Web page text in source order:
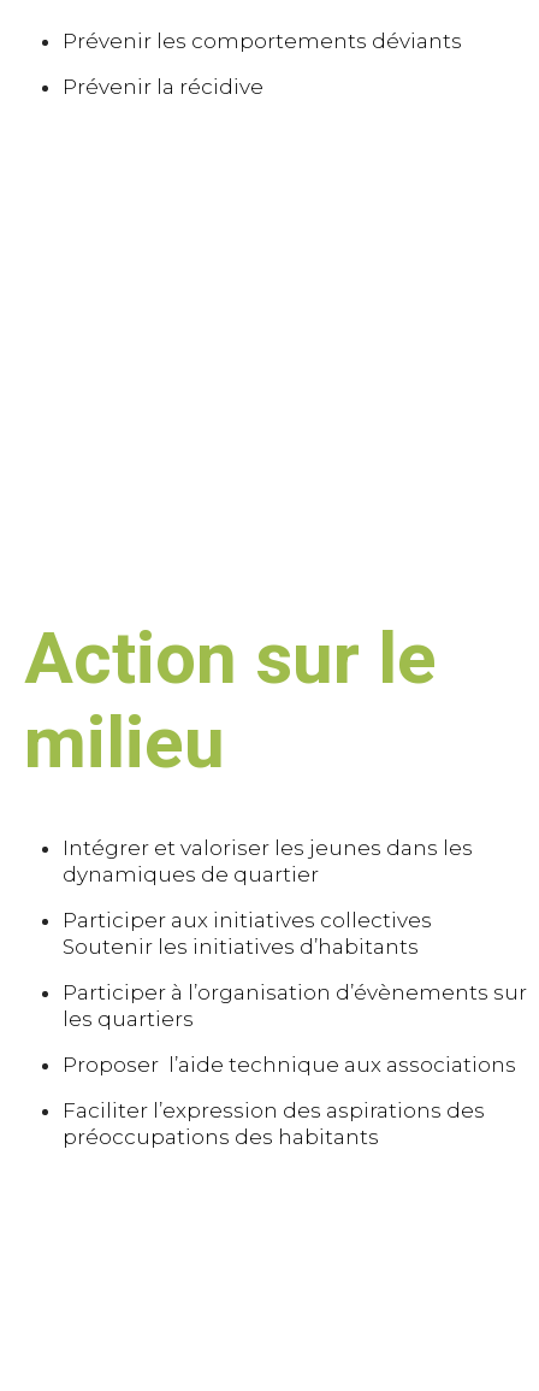
Prévenir les comportements déviants
Prévenir la récidive
Action sur le
milieu
Intégrer et valoriser les jeunes dans les
dynamiques de quartier
Participer aux initiatives collectives
Soutenir les initiatives d’habitants
Participer à l’organisation d’évènements sur
les quartiers
Proposer l’aide technique aux associations
Faciliter l’expression des aspirations des
préoccupations des habitants